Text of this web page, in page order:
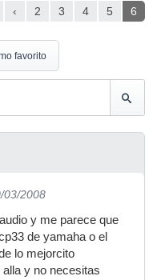
‹ 2 3 4 5 6
favorito
03/2008
y me parece que
de yamaha o el
lo mejorcito
y no necesitas